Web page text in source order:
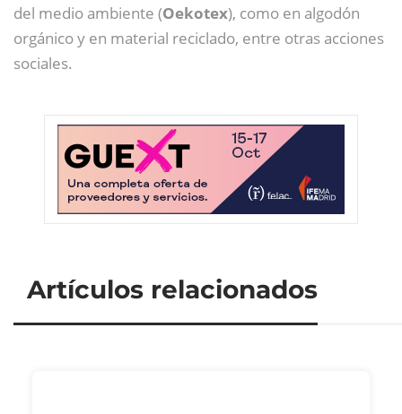
del medio ambiente (Oekotex), como en algodón
orgánico y en material reciclado, entre otras acciones
sociales.
Artículos relacionados